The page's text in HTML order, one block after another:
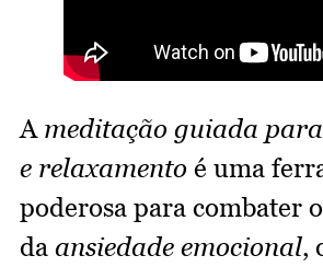
A meditação guiada para
e relaxamento é uma
poderosa para combater
da ansiedade emocional,